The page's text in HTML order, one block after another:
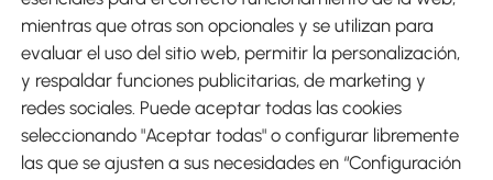
Envíos
mientras que otras son opcionales y se utilizan para
evaluar el uso del sitio web, permitir la personalización,
y respaldar funciones publicitarias, de marketing y
redes sociales. Puede aceptar todas las cookies
seleccionando "Aceptar todas" o configurar libremente
las que se ajusten a sus necesidades en “Configuración